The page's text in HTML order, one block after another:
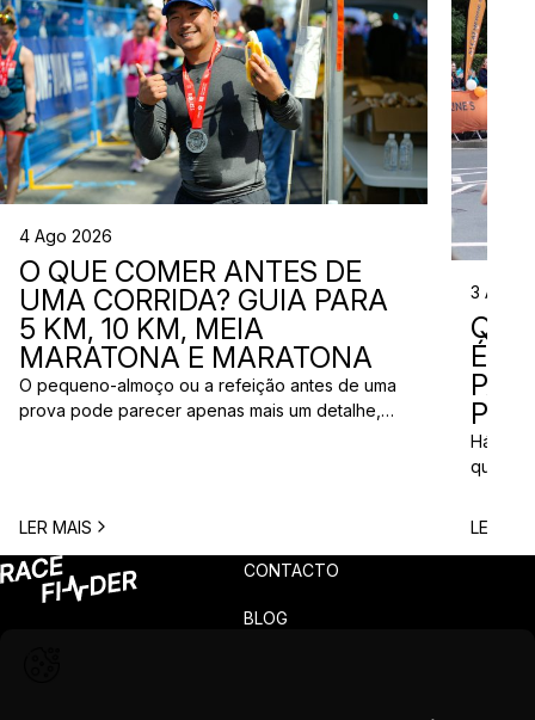
4 Ago 2026
O QUE COMER ANTES DE
UMA CORRIDA? GUIA PARA
5 KM, 10 KM, MEIA
MARATONA E MARATONA
O pequeno-almoço ou a refeição antes de uma
prova pode parecer apenas mais um detalhe,
corredores: o que comer antes de uma corrida?
A […]
LER MAIS
3 Ago
ÉS?
Há
quem
para
LER
CONTACTO
BLOG